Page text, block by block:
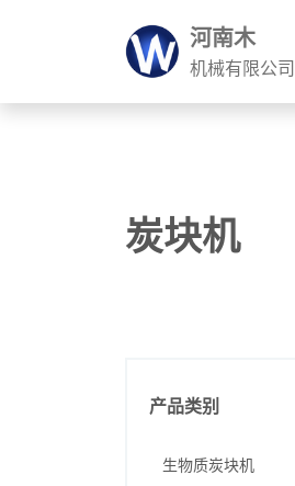
河南木
机械有限公司
炭块机
产品类别
生物质炭块机